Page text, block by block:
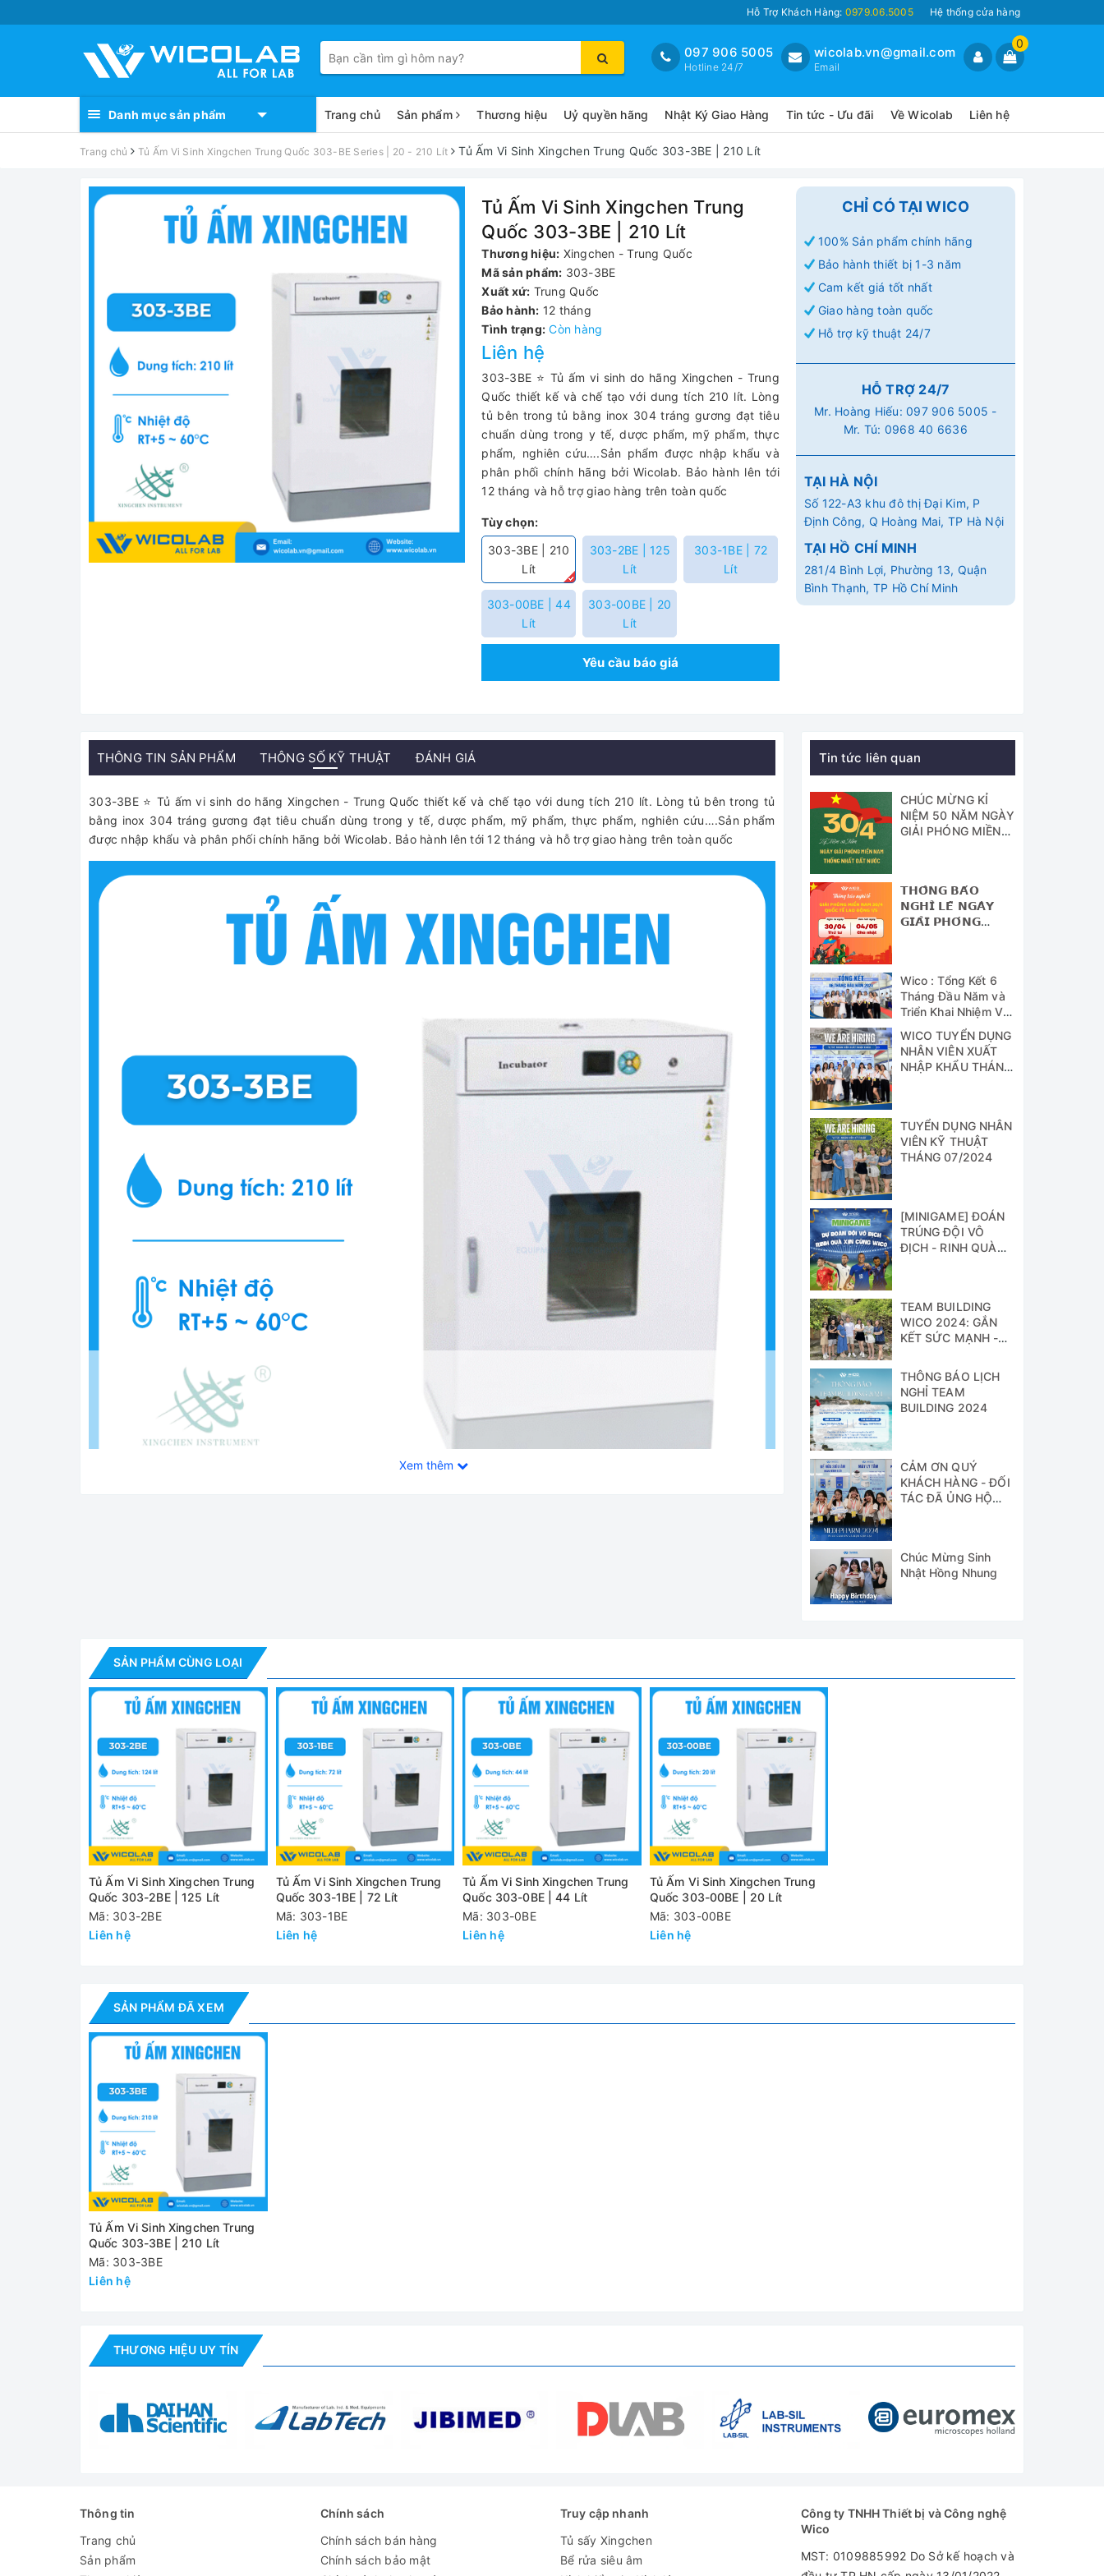
Hỗ Trợ Khách Hàng: 0979.06.5005 Hệ thống cửa hàng
0
wicolab.vn@gmail.com
Email
097 906 5005
Hotline 24/7
Danh mục sản phẩm Trang chủ Sản phẩm Thương hiệu Uỷ quyền hãng Nhật Ký Giao Hàng Tin tức - Ưu đãi Về Wicolab Liên hệ
Trang chủ Tủ Ấm Vi Sinh Xingchen Trung Quốc 303-BE Series | 20 - 210 Lít Tủ Ấm Vi Sinh Xingchen Trung Quốc 303-3BE | 210 Lít
Tủ Ấm Vi Sinh Xingchen Trung
Quốc 303-3BE | 210 Lít
Thương hiệu: Xingchen - Trung Quốc
Mã sản phẩm: 303-3BE
Xuất xứ: Trung Quốc
Bảo hành: 12 tháng
Tình trạng: Còn hàng
Liên hệ
303-3BE ⭐ Tủ ấm vi sinh do hãng Xingchen - Trung
Quốc thiết kế và chế tạo với dung tích 210 lít. Lòng
tủ bên trong tủ bằng inox 304 tráng gương đạt tiêu
chuẩn dùng trong y tế, dược phẩm, mỹ phẩm, thực
phẩm, nghiên cứu….Sản phẩm được nhập khẩu và
phân phối chính hãng bởi Wicolab. Bảo hành lên tới
12 tháng và hỗ trợ giao hàng trên toàn quốc
Tùy chọn:
303-3BE | 210
Lít
303-2BE | 125
Lít
303-1BE | 72
Lít
303-00BE | 44
Lít
303-00BE | 20
Lít
Yêu cầu báo giá
CHỈ CÓ TẠI WICO
100% Sản phẩm chính hãng
Bảo hành thiết bị 1-3 năm
Cam kết giá tốt nhất
Giao hàng toàn quốc
Hỗ trợ kỹ thuật 24/7
HỖ TRỢ 24/7
Mr. Hoàng Hiếu:097 906 5005 -
Mr. Tú: 0968 40 6636
TẠI HÀ NỘI
Số 122-A3 khu đô thị Đại Kim, P
Định Công, Q Hoàng Mai, TP Hà Nội
TẠI HỒ CHÍ MINH
281/4 Bình Lợi, Phường 13, Quận
Bình Thạnh, TP Hồ Chí Minh
THÔNG TIN SẢN PHẨM THÔNG SỐ KỸ THUẬT ĐÁNH GIÁ
303-3BE ⭐ Tủ ấm vi sinh do hãng Xingchen - Trung Quốc thiết kế và chế tạo với dung tích 210 lít. Lòng tủ bên trong tủ
bằng inox 304 tráng gương đạt tiêu chuẩn dùng trong y tế, dược phẩm, mỹ phẩm, thực phẩm, nghiên cứu….Sản phẩm
được nhập khẩu và phân phối chính hãng bởi Wicolab. Bảo hành lên tới 12 tháng và hỗ trợ giao hàng trên toàn quốc
- Thiết bị được ứng dụng rộng rãi trong các phòng thí nghiệm thực phẩm, dược phẩm, y tế, các nhà máy công nghiệp và
khai khoáng, trong các trường đại học, viện nghiên cứu để ủ ấm, tạo môi trường thử nghiệm, nuôi cấy vi sinh...
- Màn hình hiển thị LCD kỹ thuật số với bộ điều khiển PID thông minh, phím bấm dạng màng giúp cài đặt nhiệt độ, thời
gian, chế độ cảnh báo quá nhiệt, báo lỗi tự động và kiểm soát và hiệu chỉnh độ chênh lệch nhiệt…
- Lòng tủ bên trong tủ bằng inox 304 tráng gương đạt tiêu chuẩn dùng trong y tế, dược phẩm, mỹ phẩm, thực phẩm,
nghiên cứu….
- Tủ ấm vi sinh 303-3BE series đạt hiệu quả gia nhiệt nhanh chóng, với hệ thống tuần hoàn khí cưỡng bức bằng quạt thổi
giúp nhiệt độ trong tủ luôn đồng đều. Quạt đối lưu tích hợp có thể tắt hoặc bật theo yêu cầu của người sử dụng.
- Cửa kính quan sát bằng kính cường lực 2 lớp giúp quan sát mẫu một cách dễ dàng và thuận tiện.
- Trang bị chức năng an toàn như: bảo vệ quá nhiệt, máy tự dừng hoạt động để đảm bảo an toàn cho người sử dụng và
thiết bị.
Thông số kỹ thuật
Dung tích 210 lít
Nguồn điện 220V-50Hz
Công suất 500W
Dải nhiệt độ + 5 ~ 70 độ C
Độ phân dải 0.1 độ C
Độ chính xác ± 1 độ C
Kích thước
buồng sấy
600 x 600 x 700mm
Kích thước tổng
thể
705 x 735 x 1190mm
Trọng lượng
Đánh giá
Xem thêm
Tin tức liên quan
CHÚC MỪNG KỈ
NIỆM 50 NĂM NGÀY
GIẢI PHÓNG MIỀN
𝗧𝗛𝗢̂𝗡𝗚 𝗕𝗔́𝗢
𝗡𝗚𝗛𝗜̉ 𝗟𝗘̂̃ 𝗡𝗚𝗔̀𝗬
𝗚𝗜𝗔̉𝗜 𝗣𝗛𝗢́𝗡𝗚
(𝟭/𝟱)
Wico : Tổng Kết 6
Tháng Đầu Năm và
Triển Khai Nhiệm Vụ
Công Tác 6 Tháng
Cuối Năm 2024
WICO TUYỂN DỤNG
NHÂN VIÊN XUẤT
NHẬP KHẨU THÁNG
TUYỂN DỤNG NHÂN
VIÊN KỸ THUẬT
THÁNG 07/2024
[MINIGAME] ĐOÁN
TRÚNG ĐỘI VÔ
ĐỊCH - RINH QUÀ
TEAM BUILDING
WICO 2024: GẮN
KẾT SỨC MẠNH -
THÀNH CÔNG
THÔNG BÁO LỊCH
NGHỈ TEAM
BUILDING 2024
CẢM ƠN QUÝ
KHÁCH HÀNG - ĐỐI
TÁC ĐÃ ỦNG HỘ
Chúc Mừng Sinh
Nhật Hồng Nhung
SẢN PHẨM CÙNG LOẠI
Tủ Ấm Vi Sinh Xingchen Trung
Quốc 303-2BE | 125 Lít
Mã: 303-2BE
Liên hệ
Tủ Ấm Vi Sinh Xingchen Trung
Quốc 303-1BE | 72 Lít
Mã: 303-1BE
Liên hệ
Tủ Ấm Vi Sinh Xingchen Trung
Quốc 303-0BE | 44 Lít
Mã: 303-0BE
Liên hệ
Tủ Ấm Vi Sinh Xingchen Trung
Quốc 303-00BE | 20 Lít
Mã: 303-00BE
Liên hệ
SẢN PHẨM ĐÃ XEM
Tủ Ấm Vi Sinh Xingchen Trung
Quốc 303-3BE | 210 Lít
Mã: 303-3BE
Liên hệ
THƯƠNG HIỆU UY TÍN
Thông tin
Trang chủ
Sản phẩm
Chính sách
Chính sách bán hàng
Chính sách bảo mật
Truy cập nhanh
Tủ sấy Xingchen
Bể rửa siêu âm
Công ty TNHH Thiết bị và Công nghệ
Wico
MST: 0109885992 Do Sở kế hoạch và